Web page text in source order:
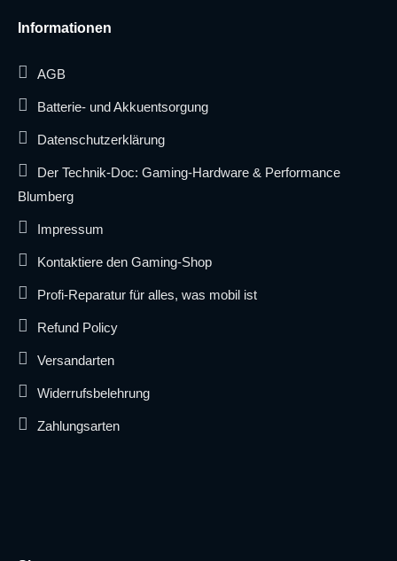
Informationen
AGB
Batterie- und Akkuentsorgung
Datenschutzerklärung
Der Technik-Doc: Gaming-Hardware & Performance
Blumberg
Impressum
Kontaktiere den Gaming-Shop
Profi-Reparatur für alles, was mobil ist
Refund Policy
Versandarten
Widerrufsbelehrung
Zahlungsarten